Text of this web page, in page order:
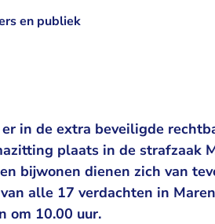
en publiek
in de extra beveiligde
plaats in de strafzaak
bijwonen dienen zich van
alle 17 verdachten in
om 10.00 uur.